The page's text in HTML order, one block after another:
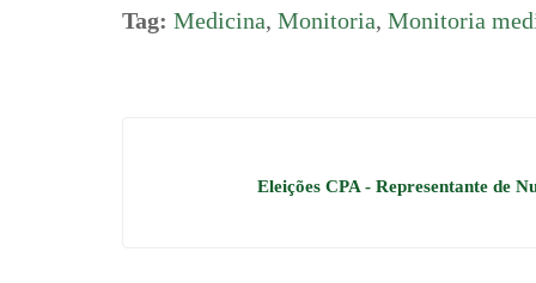
Tag: Medicina, Monitoria, Monitoria
Eleições CPA - Representante de